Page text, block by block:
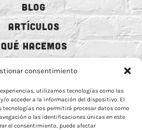
consentimiento
experiencias, utilizamos tecnologías como las
o acceder a la información del dispositivo. El
tecnologías nos permitirá procesar datos como
o las identificaciones únicas en este
el consentimiento, puede afectar
BLOG
ARTÍCULOS
QUÉ HACEMOS
CONTACTO
BIO